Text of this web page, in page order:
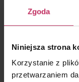
Zgoda
Niniejsza strona
Korzystanie z
przetwarzaniem